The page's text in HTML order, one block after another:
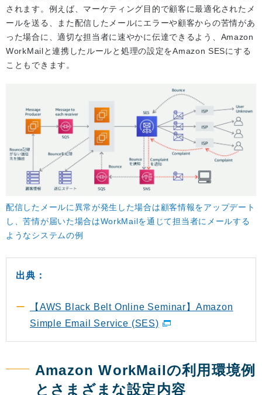
されます。例えば、マーケティング目的で顧客に最適化されたメ
ールを送る、また配信したメールにエラーや顧客からの苦情があ
った場合に、適切な担当者に速やかに伝達できるよう、Amazon
WorkMailと連携したルールと処理の設定をAmazon SESにする
こともできます。
配信したメールに異常が発生した場合は顧客情報をアップデート
し、苦情が届いた場合はWorkMailを通じて担当者にメールする
ようなシステムの例
出典：
【AWS Black Belt Online Seminar】Amazon
Simple Email Service (SES)
Amazon WorkMailの利用環境例
とさまざまな設定内容